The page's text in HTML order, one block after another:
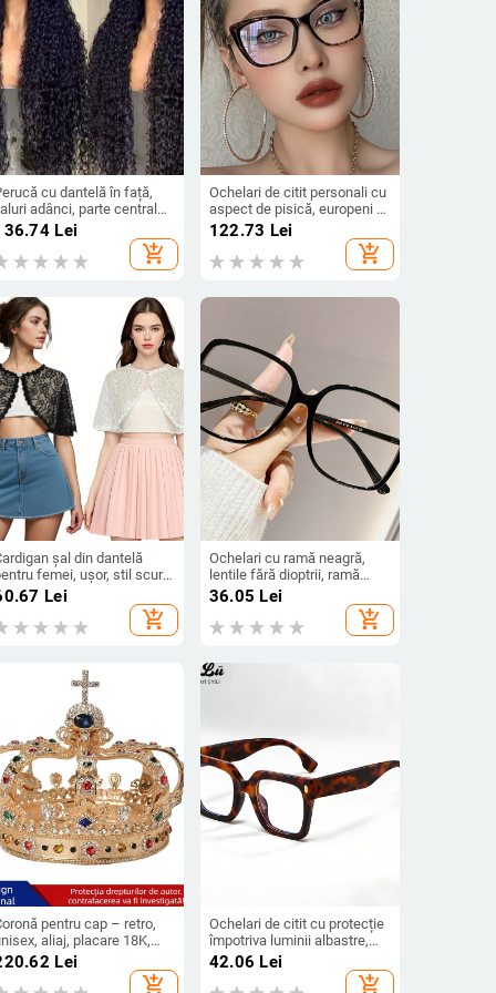
cu dantelă în față,
adânci, parte centrală,
rezistentă la
mecanică
Lei
add_shopping_cart
Ochelari de citit personali cu
aspect de pisică, europeni și
americani, cu ferulă TR90
din rășină optică anti-lumină
albastră, mânere cu arc la
122.73 Lei
add_shopping_cart
șal din dantelă
femei, ușor, stil scurt,
solidă, decorativ,
pentru primăvară,
și toamnă.
Lei
add_shopping_cart
Ochelari cu ramă neagră,
lentile fără dioptrii, ramă
mare în stil vintage, protecție
împotriva luminii albastre,
aspect modern premium
36.05 Lei
add_shopping_cart
pentru cap – retro,
aliaj, placare 18K,
Lei
add_shopping_cart
Ochelari de citit cu protecție
împotriva luminii albastre,
ramă din PC, compatibili cu
dioptriile, pentru persoane de
42.06 Lei
add_shopping_cart